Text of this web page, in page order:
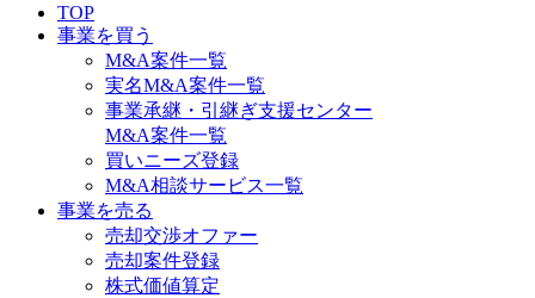
TOP
事業を買う
M&A案件一覧
実名M&A案件一覧
事業承継・引継ぎ支援センター
M&A案件一覧
買いニーズ登録
M&A相談サービス一覧
事業を売る
売却交渉オファー
売却案件登録
株式価値算定